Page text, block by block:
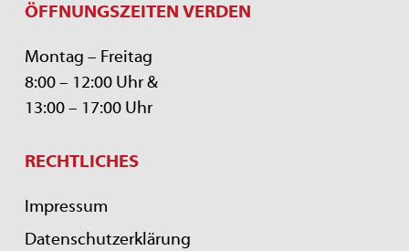
ÖFFNUNGSZEITEN VERDEN
Montag – Freitag
8:00 – 12:00 Uhr &
13:00 – 17:00 Uhr
RECHTLICHES
Impressum
Datenschutzerklärung